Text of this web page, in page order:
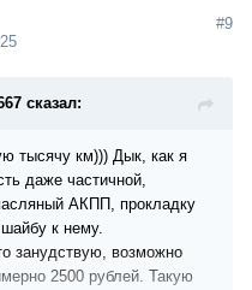
#9
сказал:
тысячу км))) Дык, как я
даже частичной,
АКПП, прокладку
к нему.
возможно
2500 рублей. Такую